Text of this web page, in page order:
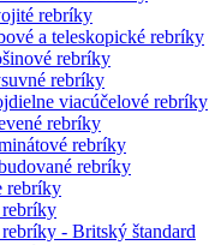
rebríky
a teleskopické rebríky
rebríky
rebríky
viacúčelové rebríky
rebríky
rebríky
rebríky
rebríky
rebríky
- Britský štandard